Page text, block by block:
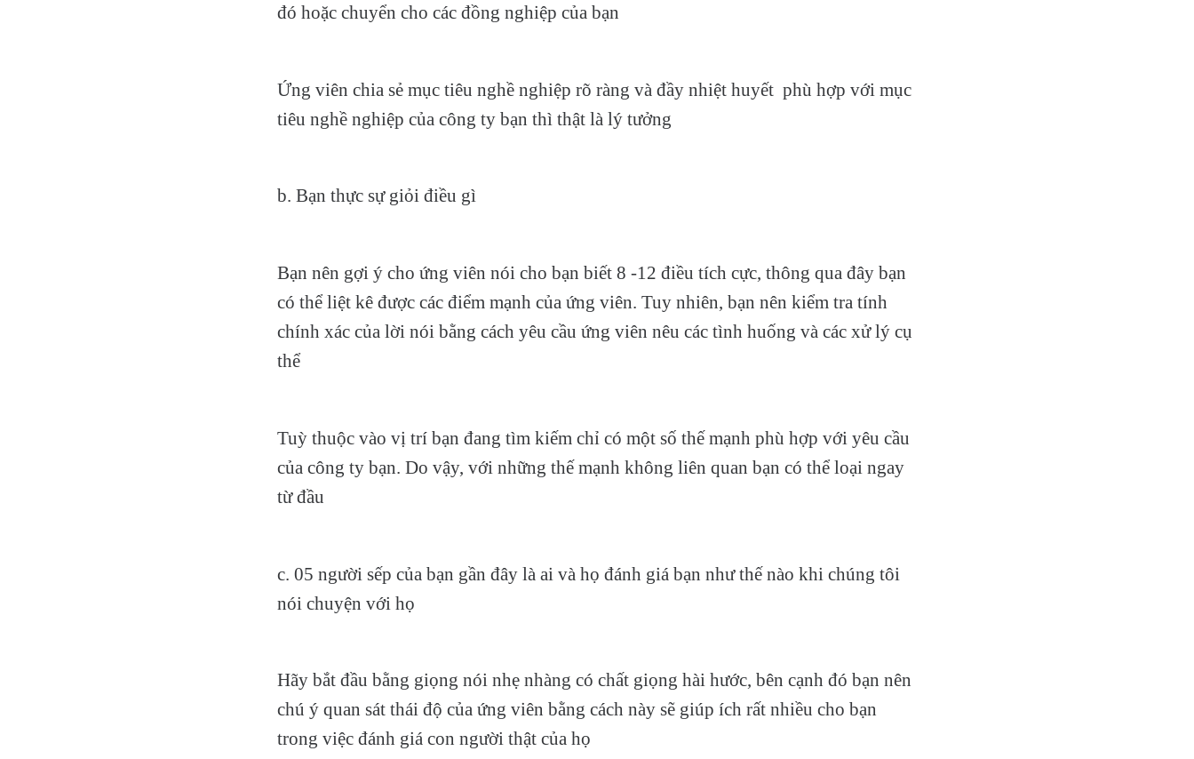
đó hoặc chuyển cho các đồng nghiệp của bạn
Ứng viên chia sẻ mục tiêu nghề nghiệp rõ ràng và đầy nhiệt huyết phù hợp với mục
tiêu nghề nghiệp của công ty bạn thì thật là lý tưởng
b. Bạn thực sự giỏi điều gì
Bạn nên gợi ý cho ứng viên nói cho bạn biết 8 -12 điều tích cực, thông qua đây bạn
có thể liệt kê được các điểm mạnh của ứng viên. Tuy nhiên, bạn nên kiểm tra tính
chính xác của lời nói bằng cách yêu cầu ứng viên nêu các tình huống và các xử lý cụ
thể
Tuỳ thuộc vào vị trí bạn đang tìm kiếm chỉ có một số thế mạnh phù hợp với yêu cầu
của công ty bạn. Do vậy, với những thế mạnh không liên quan bạn có thể loại ngay
từ đầu
c. 05 người sếp của bạn gần đây là ai và họ đánh giá bạn như thế nào khi chúng tôi
nói chuyện với họ
Hãy bắt đầu bằng giọng nói nhẹ nhàng có chất giọng hài hước, bên cạnh đó bạn nên
chú ý quan sát thái độ của ứng viên bằng cách này sẽ giúp ích rất nhiều cho bạn
trong việc đánh giá con người thật của họ